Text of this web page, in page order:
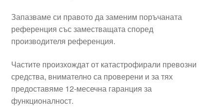
Запазваме си правото да заменим поръчаната
референция със заместващата според
производителя референция.
Частите произхождат от катастрофирали превозни
средства, внимателно са проверени и за тях
предоставяме 12-месечна гаранция за
функционалност.